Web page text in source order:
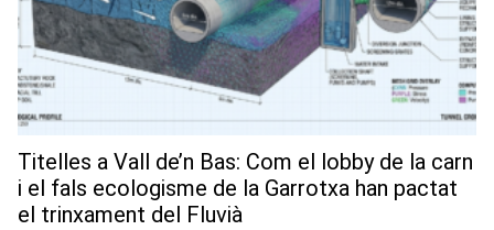
Titelles a Vall de’n Bas: Com el lobby de la carn
i el fals ecologisme de la Garrotxa han pactat
el trinxament del Fluvià